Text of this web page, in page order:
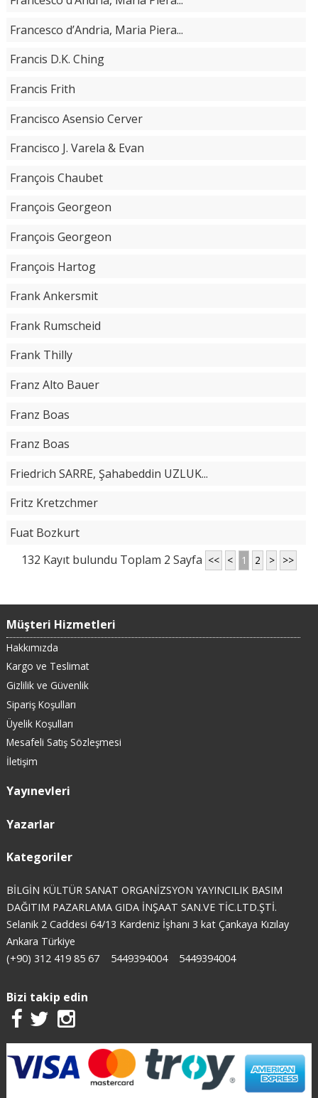
Francesco d’Andria, Maria Piera...
Francis D.K. Ching
Francis Frith
Francisco Asensio Cerver
Francisco J. Varela & Evan
François Chaubet
François Georgeon
François Georgeon
François Hartog
Frank Ankersmit
Frank Rumscheid
Frank Thilly
Franz Alto Bauer
Franz Boas
Franz Boas
Friedrich SARRE, Şahabeddin UZLUK...
Fritz Kretzchmer
Fuat Bozkurt
132 Kayıt bulundu Toplam 2 Sayfa << < 1 2 > >>
Müşteri Hizmetleri
Hakkımızda
Kargo ve Teslimat
Gizlilik ve Güvenlik
Sipariş Koşulları
Üyelik Koşulları
Mesafeli Satış Sözleşmesi
İletişim
Yayınevleri
Yazarlar
Kategoriler
BİLGİN KÜLTÜR SANAT ORGANİZSYON YAYINCILIK BASIM
DAĞITIM PAZARLAMA GIDA İNŞAAT SAN.VE TİC.LTD.ŞTİ.
Selanik 2 Caddesi 64/13 Kardeniz İşhanı 3 kat Çankaya Kızılay
Ankara Türkiye
(+90) 312 419 85 67
5449394004 5449394004
Bizi takip edin